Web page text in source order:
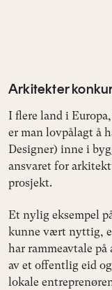
Arkitekter
I flere land i
er man lovpålagt å
Designer) inne i
ansvaret for
prosjekt.
Et nylig eksempel
kunne vært nyttig,
har rammeavtale
av et offentlig eid
lokale